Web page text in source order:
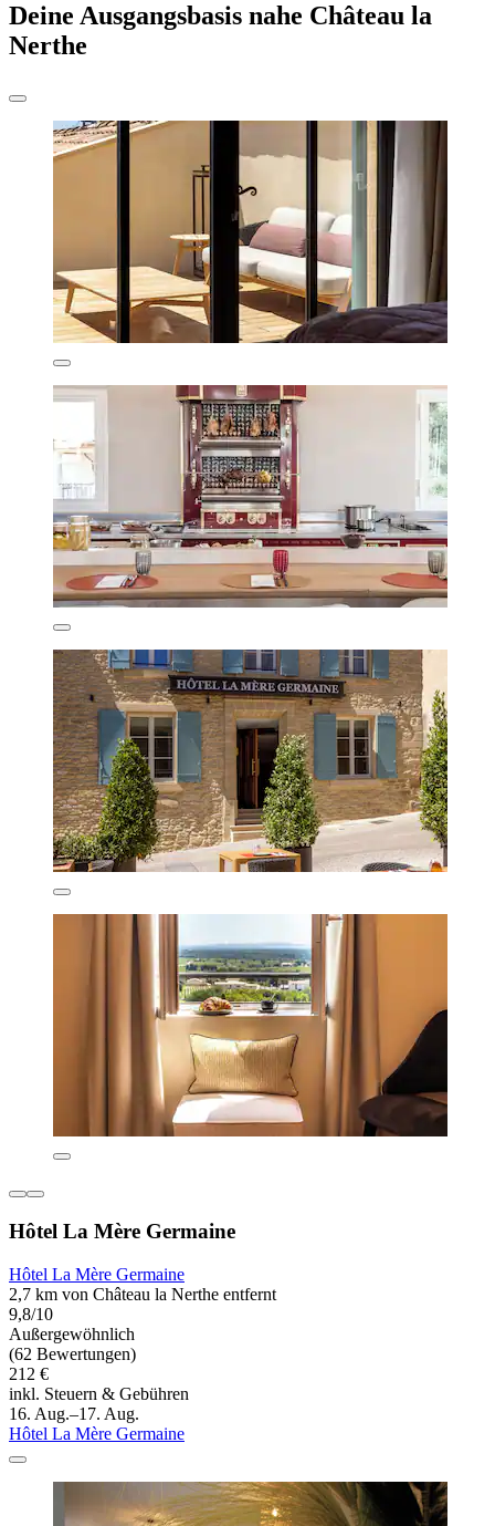
Deine Ausgangsbasis nahe Château la
Nerthe
Hôtel La Mère Germaine
Hôtel La Mère Germaine
2,7 km von Château la Nerthe entfernt
9,8/10
Außergewöhnlich
(62 Bewertungen)
212 €
inkl. Steuern & Gebühren
16. Aug.–17. Aug.
Hôtel La Mère Germaine